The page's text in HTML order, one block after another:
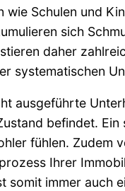
wie Schulen und
sich
daher
systematischen
ausgeführte
befindet.
fühlen. Zudem
Ihrer
somit immer auch